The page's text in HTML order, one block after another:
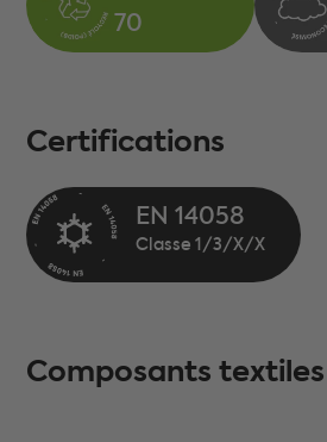
70
Certifications
EN 14058
Composants textiles